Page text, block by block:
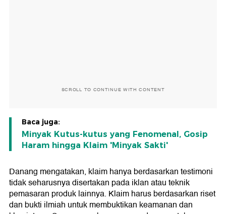
SCROLL TO CONTINUE WITH CONTENT
Baca juga:
Minyak Kutus-kutus yang Fenomenal, Gosip
Haram hingga Klaim 'Minyak Sakti'
Danang mengatakan, klaim hanya berdasarkan testimoni
tidak seharusnya disertakan pada iklan atau teknik
pemasaran produk lainnya. Klaim harus berdasarkan riset
dan bukti ilmiah untuk membuktikan keamanan dan